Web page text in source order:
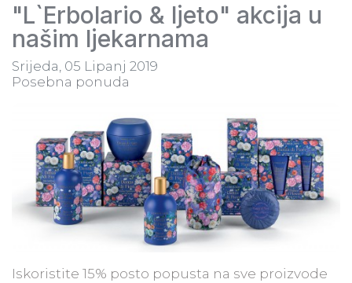
"L`Erbolario & ljeto" akcija u
našim ljekarnama
Srijeda, 05 Lipanj 2019
Posebna ponuda
​Iskoristite 15% posto popusta na sve proizvode